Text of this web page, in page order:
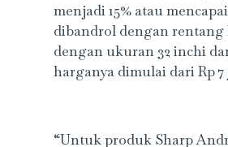
menjadi 15% atau
dibandrol dengan rentang
dengan ukuran 32 inchi
harganya dimulai dari Rp 7
“Untuk produk Sharp